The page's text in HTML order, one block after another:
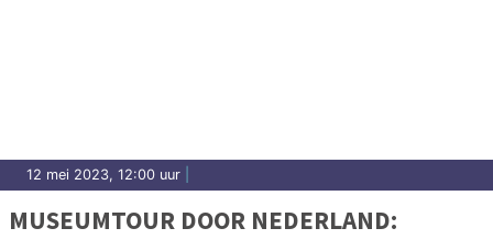
12 mei 2023, 12:00 uur
MUSEUMTOUR DOOR NEDERLAND: